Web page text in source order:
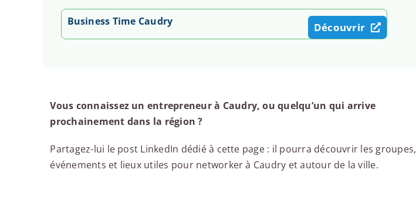
Business Time Caudry Découvrir
Vous connaissez un entrepreneur à Caudry, ou quelqu’un qui arrive
prochainement dans la région ?
Partagez-lui le post LinkedIn dédié à cette page : il pourra découvrir les groupes,
événements et lieux utiles pour networker à Caudry et autour de la ville.